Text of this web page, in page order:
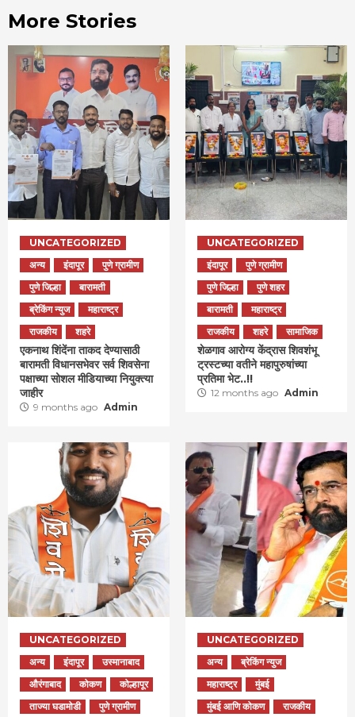
More Stories
UNCATEGORIZED
अन्य
इंदापूर
पुणे ग्रामीण
पुणे जिल्हा
बारामती
ब्रेकिंग न्युज
महाराष्ट्र
राजकीय
शहरे
एकनाथ शिंदेंना ताकद देण्यासाठी
बारामती विधानसभेवर सर्व शिवसेना
पक्षाच्या सोशल मीडियाच्या नियुक्त्या
जाहीर
9 months ago Admin
UNCATEGORIZED
इंदापूर
पुणे ग्रामीण
पुणे जिल्हा
पुणे शहर
बारामती
महाराष्ट्र
राजकीय
शहरे सामाजिक
शेळगाव आरोग्य केंद्रास शिवशंभू
ट्रस्टच्या वतीने महापुरुषांच्या
प्रतिमा भेट..!!
12 months ago Admin
UNCATEGORIZED
अन्य
इंदापूर
उस्मानाबाद
औरंगाबाद
कोकण
कोल्हापूर
ताज्या घडामोडी
पुणे ग्रामीण
UNCATEGORIZED
अन्य
ब्रेकिंग न्युज
महाराष्ट्र
मुंबई
मुंबई आणि कोकण
राजकीय